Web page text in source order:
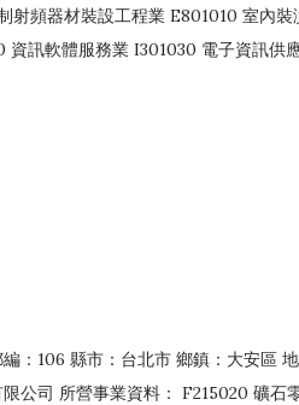
射頻器材裝設工程業 E801010 室內
訊軟體服務業 I301030 電子資訊供
零售業 F401171 酒類輸入業
：106 縣市：台北市 鄉鎮：大安區
公司 所營事業資料： F215020 礦石